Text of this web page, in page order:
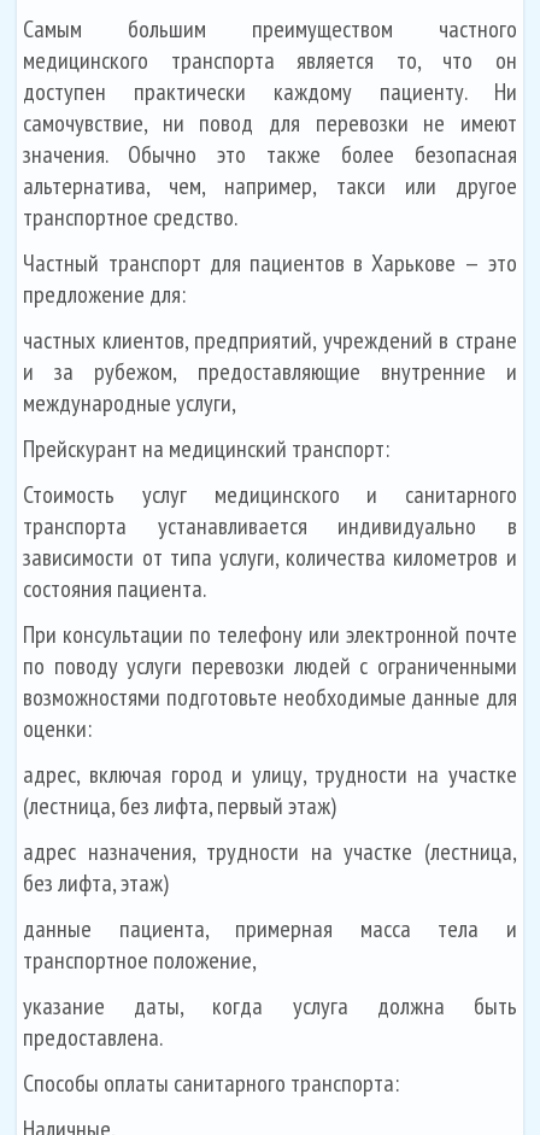
Самым большим преимуществом частного
медицинского транспорта является то, что он
доступен практически каждому пациенту. Ни
самочувствие, ни повод для перевозки не имеют
значения. Обычно это также более безопасная
альтернатива, чем, например, такси или другое
транспортное средство.
Частный транспорт для пациентов в Харькове — это
предложение для:
частных клиентов, предприятий, учреждений в стране
и за рубежом, предоставляющие внутренние и
международные услуги,
Прейскурант на медицинский транспорт:
Стоимость услуг медицинского и санитарного
транспорта устанавливается индивидуально в
зависимости от типа услуги, количества километров и
состояния пациента.
При консультации по телефону или электронной почте
по поводу услуги перевозки людей с ограниченными
возможностями подготовьте необходимые данные для
оценки:
адрес, включая город и улицу, трудности на участке
(лестница, без лифта, первый этаж)
адрес назначения, трудности на участке (лестница,
без лифта, этаж)
данные пациента, примерная масса тела и
транспортное положение,
указание даты, когда услуга должна быть
предоставлена.
Способы оплаты санитарного транспорта: